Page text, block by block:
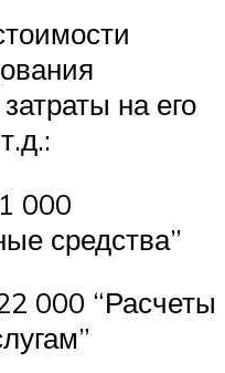
на его
000
средства”
000 “Расчеты